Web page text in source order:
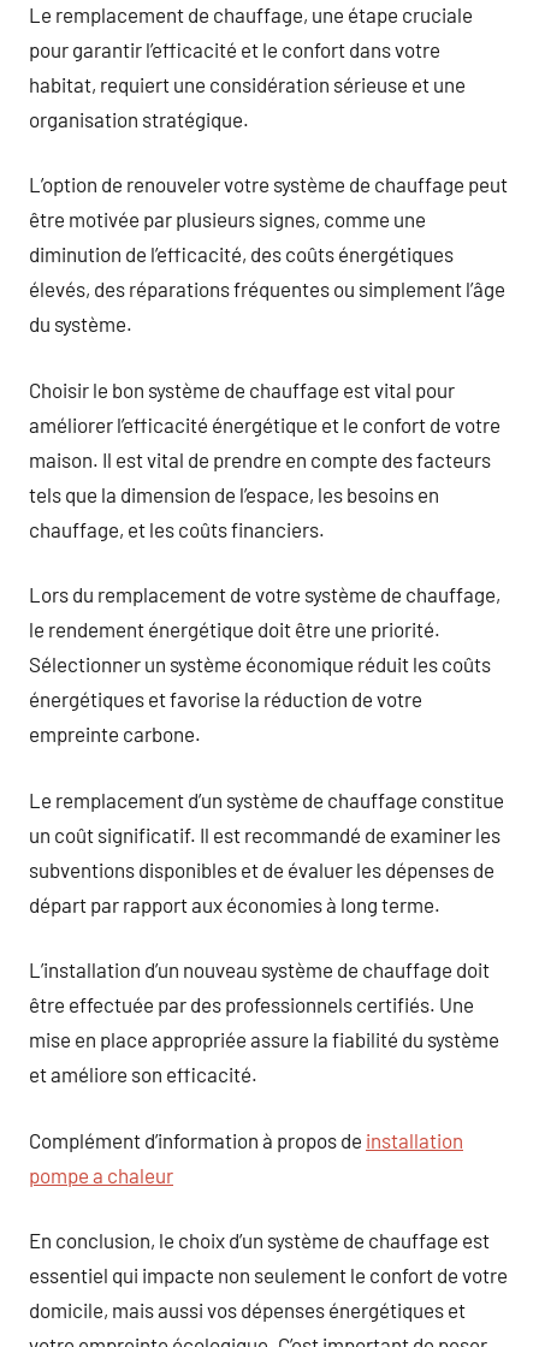
Le remplacement de chauffage, une étape cruciale
pour garantir l’efficacité et le confort dans votre
habitat, requiert une considération sérieuse et une
organisation stratégique.
L’option de renouveler votre système de chauffage peut
être motivée par plusieurs signes, comme une
diminution de l’efficacité, des coûts énergétiques
élevés, des réparations fréquentes ou simplement l’âge
du système.
Choisir le bon système de chauffage est vital pour
améliorer l’efficacité énergétique et le confort de votre
maison. Il est vital de prendre en compte des facteurs
tels que la dimension de l’espace, les besoins en
chauffage, et les coûts financiers.
Lors du remplacement de votre système de chauffage,
le rendement énergétique doit être une priorité.
Sélectionner un système économique réduit les coûts
énergétiques et favorise la réduction de votre
empreinte carbone.
Le remplacement d’un système de chauffage constitue
un coût significatif. Il est recommandé de examiner les
subventions disponibles et de évaluer les dépenses de
départ par rapport aux économies à long terme.
L’installation d’un nouveau système de chauffage doit
être effectuée par des professionnels certifiés. Une
mise en place appropriée assure la fiabilité du système
et améliore son efficacité.
Complément d’information à propos de installation
pompe a chaleur
En conclusion, le choix d’un système de chauffage est
essentiel qui impacte non seulement le confort de votre
domicile, mais aussi vos dépenses énergétiques et